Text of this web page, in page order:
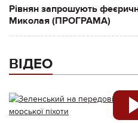
Рівнян запрошують
Миколая (ПРОГРАМА)
ВІДЕО